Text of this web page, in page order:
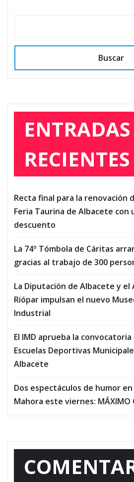
Buscar
ENTRADAS
RECIENTES
Recta final para la renovación
Feria Taurina de Albacete con
descuento
La 74º Tómbola de Cáritas
gracias al trabajo de 300
La Diputación de Albacete y
Riópar impulsan el nuevo
Industrial
El IMD aprueba la
Escuelas Deportivas
Albacete
Dos espectáculos de humor
Mahora este viernes: MÁXIMO